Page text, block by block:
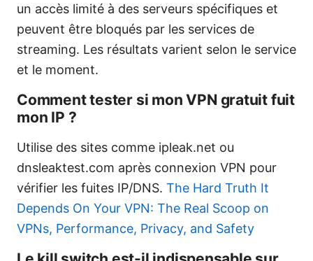
un accès limité à des serveurs spécifiques et
peuvent être bloqués par les services de
streaming. Les résultats varient selon le service
et le moment.
Comment tester si mon VPN gratuit fuit
mon IP ?
Utilise des sites comme ipleak.net ou
dnsleaktest.com après connexion VPN pour
vérifier les fuites IP/DNS. The Hard Truth It
Depends On Your VPN: The Real Scoop on
VPNs, Performance, Privacy, and Safety